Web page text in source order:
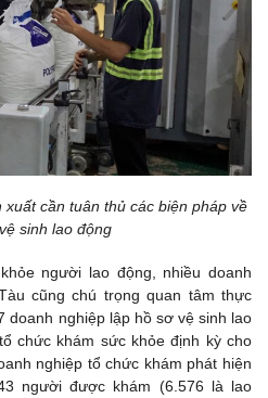
cần tuân thủ các biện pháp về
sinh lao động
người lao động, nhiều doanh
cũng chú trọng quan tâm thực
doanh nghiệp lập hồ sơ vệ sinh lao
chức khám sức khỏe định kỳ cho
nghiệp tổ chức khám phát hiện
người được khám (6.576 là lao